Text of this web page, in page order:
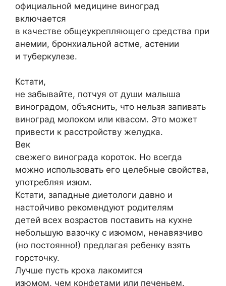
официальной медицине виноград
включается
в качестве общеукрепляющего средства при
анемии, бронхиальной астме, астении
и туберкулезе.
Кстати,
не забывайте, потчуя от души малыша
виноградом, объяснить, что нельзя запивать
виноград молоком или квасом. Это может
привести к расстройству желудка.
Век
свежего винограда короток. Но всегда
можно использовать его целебные свойства,
употребляя изюм.
Кстати, западные диетологи давно и
настойчиво рекомендуют родителям
детей всех возрастов поставить на кухне
небольшую вазочку с изюмом, ненавязчиво
(но постоянно!) предлагая ребенку взять
горсточку.
Лучше пусть кроха лакомится
изюмом, чем конфетами или печеньем.